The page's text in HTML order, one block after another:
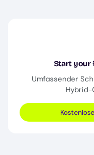
Start your
Umfassender
Hybrid-